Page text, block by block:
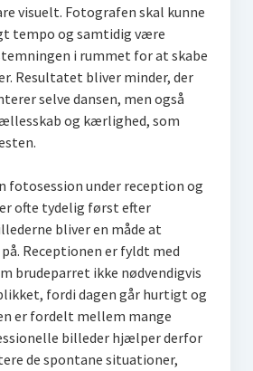
visuelt. Fotografen skal kunne
tempo og samtidig være
i rummet for at skabe
Resultatet bliver minder, der
selve dansen, men også
og kærlighed, som
fotosession under reception og
ofte tydelig først efter
bliver en måde at
Receptionen er fyldt med
brudeparret ikke nødvendigvis
fordi dagen går hurtigt og
er fordelt mellem mange
billeder hjælper derfor
de spontane situationer,